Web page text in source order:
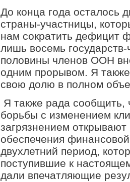
До конца года осталось
страны-участницы,
нам сократить дефицит
лишь восемь
половины членов ООН
одним прорывом. Я
свою долю в полном
Я также рада
борьбы с изменением
загрязнением
обеспечения
двухлетний период,
поступившие к
дали впечатляющие